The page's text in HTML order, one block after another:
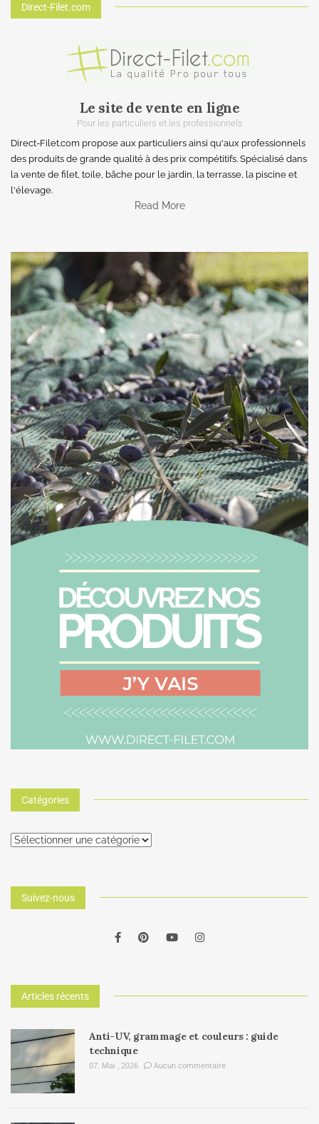
Direct-Filet.com
Le site de vente en ligne
Pour les particuliers et les professionnels
Direct-Filet.com propose aux particuliers ainsi qu'aux professionnels
des produits de grande qualité à des prix compétitifs. Spécialisé dans
la vente de filet, toile, bâche pour le jardin, la terrasse, la piscine et
l'élevage.
Read More
Catégories
Suivez-nous
Articles récents
Anti-UV, grammage et couleurs : guide
technique
07. Mai , 2026 Aucun commentaire